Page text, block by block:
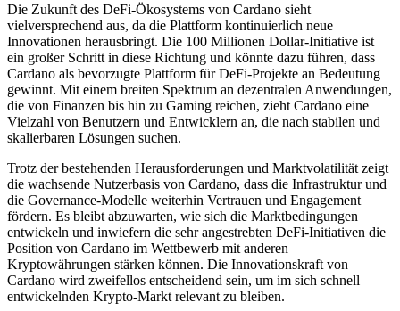
Die Zukunft des DeFi-Ökosystems von Cardano sieht
vielversprechend aus, da die Plattform kontinuierlich neue
Innovationen herausbringt. Die 100 Millionen Dollar-Initiative ist
ein großer Schritt in diese Richtung und könnte dazu führen, dass
Cardano als bevorzugte Plattform für DeFi-Projekte an Bedeutung
gewinnt. Mit einem breiten Spektrum an dezentralen Anwendungen,
die von Finanzen bis hin zu Gaming reichen, zieht Cardano eine
Vielzahl von Benutzern und Entwicklern an, die nach stabilen und
skalierbaren Lösungen suchen.
Trotz der bestehenden Herausforderungen und Marktvolatilität zeigt
die wachsende Nutzerbasis von Cardano, dass die Infrastruktur und
die Governance-Modelle weiterhin Vertrauen und Engagement
fördern. Es bleibt abzuwarten, wie sich die Marktbedingungen
entwickeln und inwiefern die sehr angestrebten DeFi-Initiativen die
Position von Cardano im Wettbewerb mit anderen
Kryptowährungen stärken können. Die Innovationskraft von
Cardano wird zweifellos entscheidend sein, um im sich schnell
entwickelnden Krypto-Markt relevant zu bleiben.